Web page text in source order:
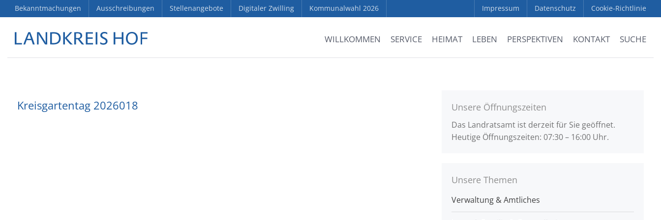
Bekanntmachungen Ausschreibungen Stellenangebote Digitaler Zwilling Kommunalwahl 2026 Impressum Datenschutz Cookie-Richtlinie
WILLKOMMEN SERVICE HEIMAT LEBEN PERSPEKTIVEN KONTAKT SUCHE
Kreisgartentag 2026018 Unsere Öffnungszeiten
Das Landratsamt ist derzeit für Sie geöffnet.
Heutige Öffnungszeiten: 07:30 – 16:00 Uhr.
Unsere Themen
Verwaltung & Amtliches